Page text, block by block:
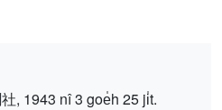
, 1943 nî 3 goe̍h 25 ji̍t.